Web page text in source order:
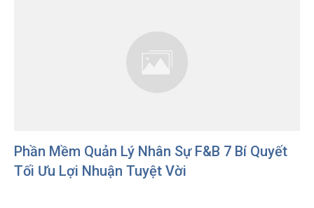
Phần Mềm Quản Lý Nhân Sự F&B 7 Bí Quyết
Tối Ưu Lợi Nhuận Tuyệt Vời